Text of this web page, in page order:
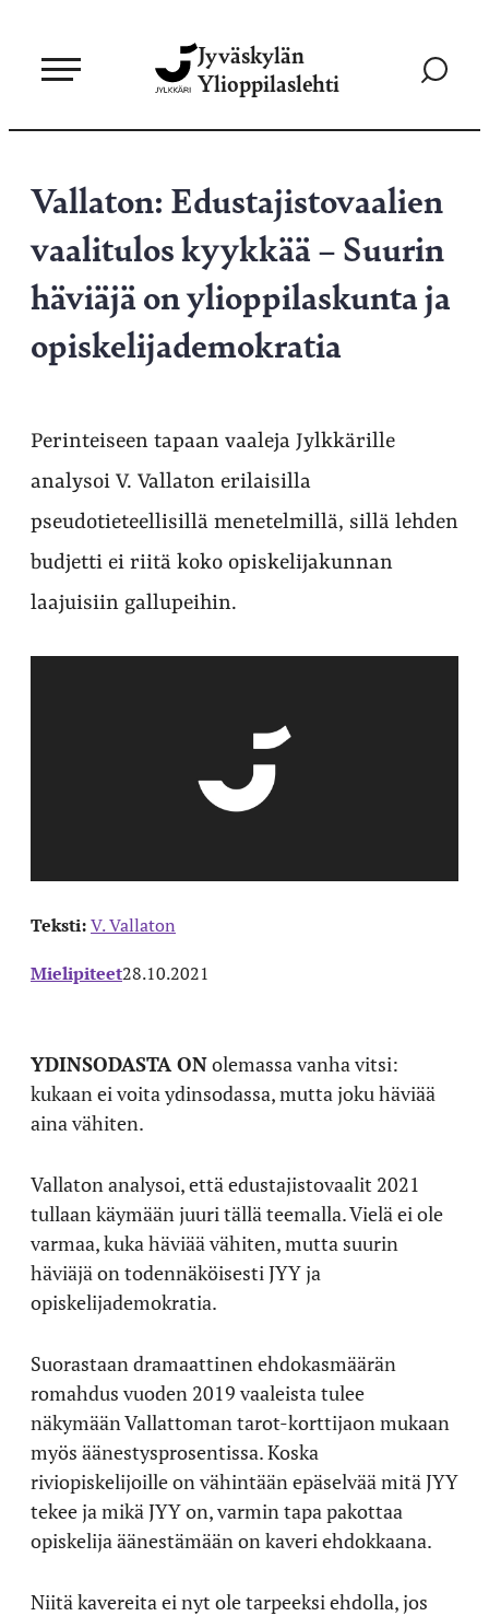
sisältöön
Jyväskylän
Ylioppilaslehti
Siirry
Vallaton: Edustajistovaalien
vaalitulos kyykkää – Suurin
häviäjä on ylioppilaskunta ja
opiskelijademokratia
Perinteiseen tapaan vaaleja Jylkkärille
analysoi V. Vallaton erilaisilla
pseudotieteellisillä menetelmillä, sillä lehden
budjetti ei riitä koko opiskelijakunnan
laajuisiin gallupeihin.
Teksti:V. Vallaton
Mielipiteet28.10.2021
YDINSODASTA ONolemassa vanha vitsi:
kukaan ei voita ydinsodassa, mutta joku häviää
aina vähiten.
Vallaton analysoi, että edustajistovaalit 2021
tullaan käymään juuri tällä teemalla. Vielä ei ole
varmaa, kuka häviää vähiten, mutta suurin
häviäjä on todennäköisesti JYY ja
opiskelijademokratia.
Suorastaan dramaattinen ehdokasmäärän
romahdus vuoden 2019 vaaleista tulee
näkymään Vallattoman tarot-korttijaon mukaan
myös äänestysprosentissa. Koska
riviopiskelijoille on vähintään epäselvää mitä JYY
tekee ja mikä JYY on, varmin tapa pakottaa
opiskelija äänestämään on kaveri ehdokkaana.
Niitä kavereita ei nyt ole tarpeeksi ehdolla, jos